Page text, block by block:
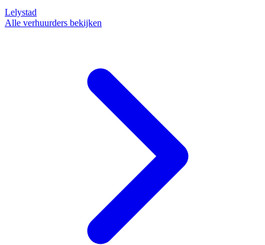
Lelystad
Alle verhuurders bekijken